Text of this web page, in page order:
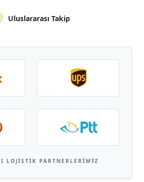
Uluslararası Takip
LOJISTIK PARTNERLERIMIZ